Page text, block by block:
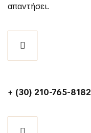
απαντήσει.
+ (30) 210-765-8182